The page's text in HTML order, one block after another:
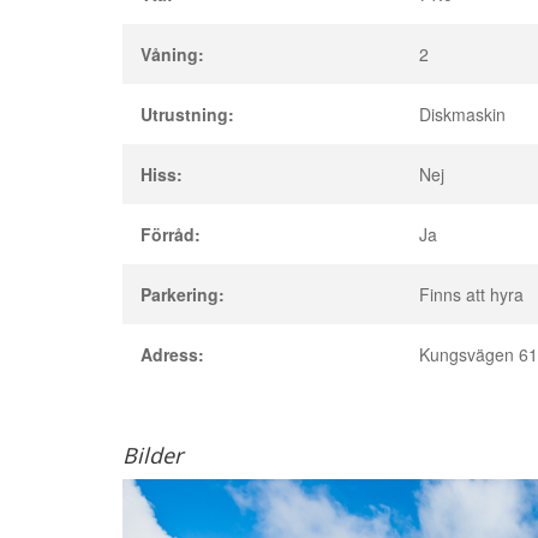
Våning: 2
Utrustning: Diskmaskin
Hiss: Nej
Förråd: Ja
Parkering: Finns att hyra
Adress: Kungsvägen
Bilder